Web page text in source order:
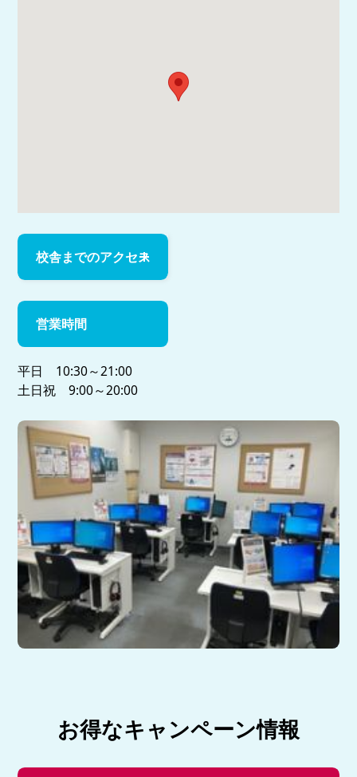
校舎までのアクセス
営業時間
平日 10:30～21:00
土日祝 9:00～20:00
お得なキャンペーン情報